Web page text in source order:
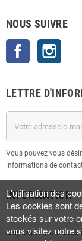
NOUS SUIVRE
Facebook
LETTRE
Vous pouvez vous
informations de
INFORMATION
iBuyCopyright © 2023
L'utilisation des
Les cookies sont
stockés sur votre
vous visitez notre